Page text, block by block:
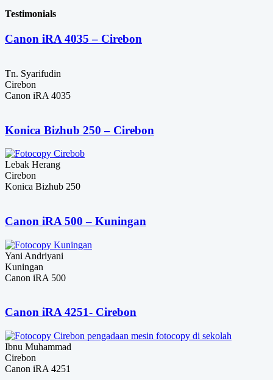
adalah:
Rp19,500,000.
Testimonials
Canon iRA 4035 – Cirebon
Tn. Syarifudin
Cirebon
Canon iRA 4035
Konica Bizhub 250 – Cirebon
Lebak Herang
Cirebon
Konica Bizhub 250
Canon iRA 500 – Kuningan
Yani Andriyani
Kuningan
Canon iRA 500
Canon iRA 4251- Cirebon
Ibnu Muhammad
Cirebon
Canon iRA 4251